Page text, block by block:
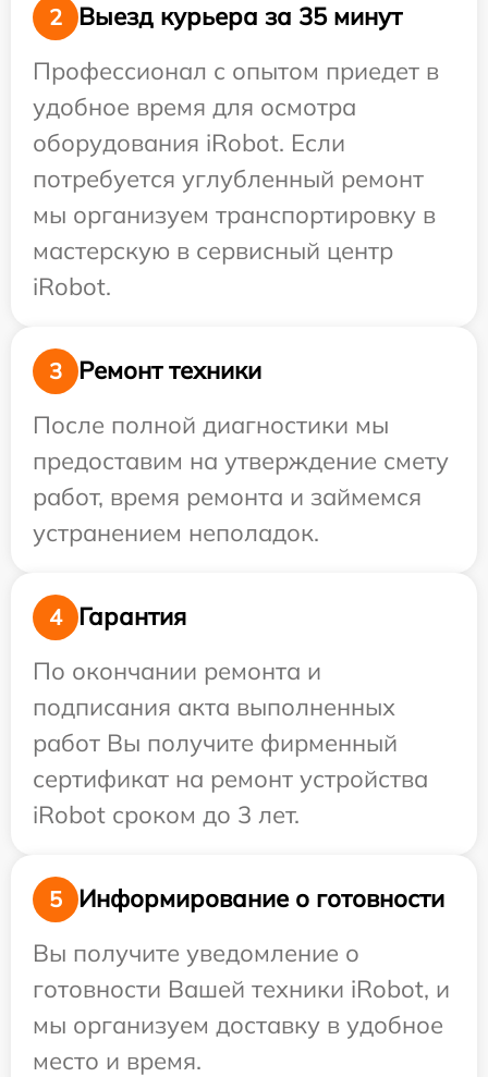
2
Выезд курьера за 35 минут
Профессионал с опытом приедет в
удобное время для осмотра
оборудования iRobot. Если
потребуется углубленный ремонт
мы организуем транспортировку в
мастерскую в сервисный центр
iRobot.
3
Ремонт техники
После полной диагностики мы
предоставим на утверждение смету
работ, время ремонта и займемся
устранением неполадок.
4
Гарантия
По окончании ремонта и
подписания акта выполненных
работ Вы получите фирменный
сертификат на ремонт устройства
iRobot сроком до 3 лет.
5
Информирование о готовности
Вы получите уведомление о
готовности Вашей техники iRobot, и
мы организуем доставку в удобное
место и время.